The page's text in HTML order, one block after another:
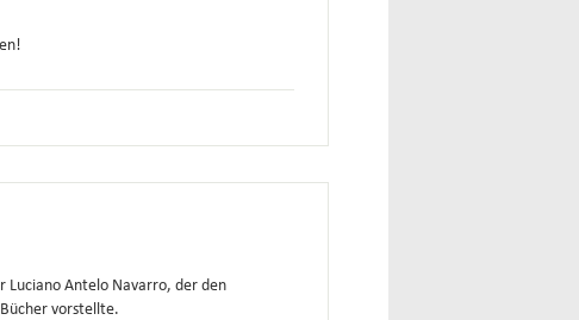
Luciano Antelo Navarro, der den
vorstellte.